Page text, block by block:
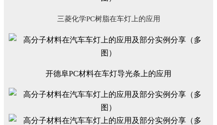
三菱化学PC树脂在车灯上的应用
开德阜PC材料在车灯导光条上的应用